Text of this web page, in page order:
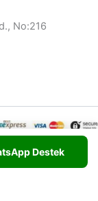
Destek
No:216